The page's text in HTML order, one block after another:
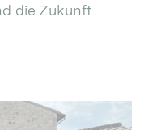
die Zukunft